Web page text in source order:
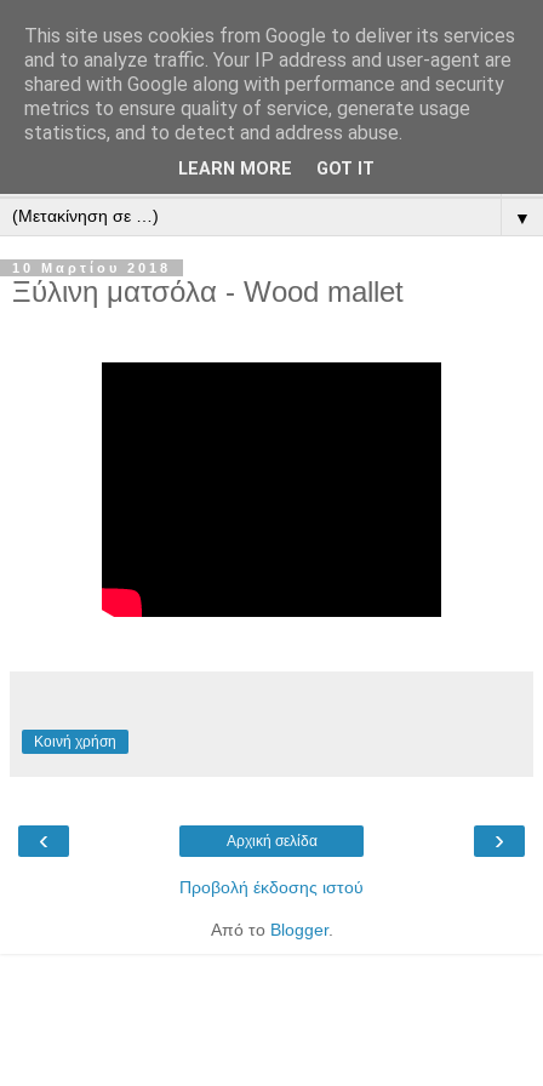
PANOSDIY
Καλώς ήρθες στο εργαστήριο μου...
▼
10 Μαρτίου 2018
Ξύλινη ματσόλα - Wood mallet
Κοινή χρήση
‹ ›
Αρχική σελίδα
Προβολή έκδοσης ιστού
Από το Blogger.
This site uses cookies from Google to deliver its services
and to analyze traffic. Your IP address and user-agent are
shared with Google along with performance and security
metrics to ensure quality of service, generate usage
statistics, and to detect and address abuse.
LEARN MORE GOT IT